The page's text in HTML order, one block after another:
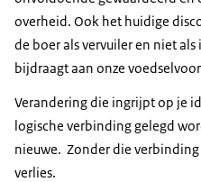
overheid. Ook het huidige
de boer als vervuiler en niet
bijdraagt aan onze
Verandering die ingrijpt op je
logische verbinding gelegd
nieuwe. Zonder die
verlies.